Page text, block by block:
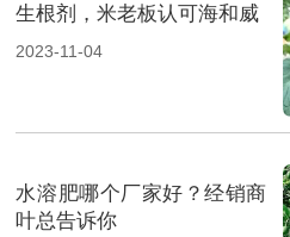
生根剂，米老板认可海和威
2023-11-04
水溶肥哪个厂家好？经销商
叶总告诉你